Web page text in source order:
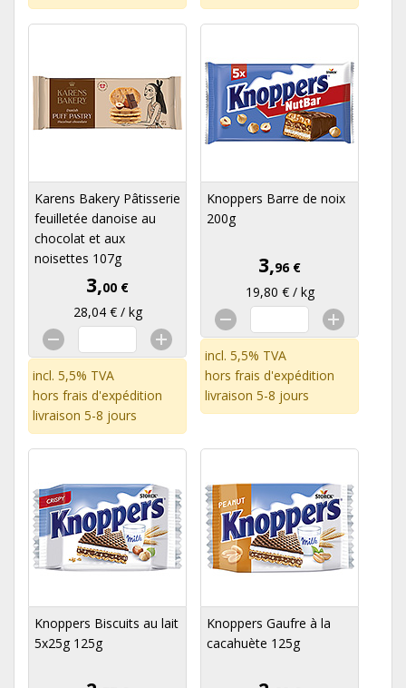
Karens Bakery Pâtisserie
feuilletée danoise au
chocolat et aux
noisettes 107g
3,00 €
28,04 € / kg
incl. 5,5% TVA
hors frais d'expédition
livraison 5-8 jours
Knoppers Barre de noix
200g
3,96 €
19,80 € / kg
incl. 5,5% TVA
hors frais d'expédition
livraison 5-8 jours
Knoppers Biscuits au lait
5x25g 125g
Knoppers Gaufre à la
cacahuète 125g